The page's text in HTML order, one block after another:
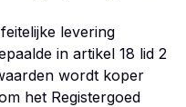
levering
in artikel 18 lid 2
wordt koper
het Registergoed